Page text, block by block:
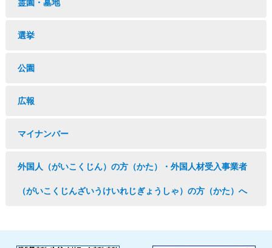
霊園・墓地
選挙
公園
広報
マイナンバー
外国人（がいこくじん）の方（かた）・外国人材受入事業者
（がいこくじんざいうけいれじぎょうしゃ）の方（かた）へ